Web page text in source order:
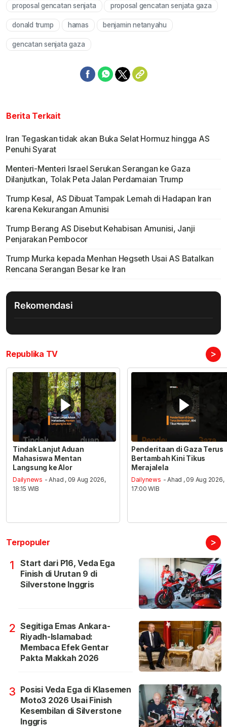
Mute
proposal gencatan senjata proposal gencatan senjata gaza
donald trump hamas benjamin netanyahu
gencatan senjata gaza
Berita Terkait
Iran Tegaskan tidak akan Buka Selat Hormuz hingga AS
Penuhi Syarat
Menteri-Menteri Israel Serukan Serangan ke Gaza
Dilanjutkan, Tolak Peta Jalan Perdamaian Trump
Trump Kesal, AS Dibuat Tampak Lemah di Hadapan Iran
karena Kekurangan Amunisi
Trump Berang AS Disebut Kehabisan Amunisi, Janji
Penjarakan Pembocor
Trump Murka kepada Menhan Hegseth Usai AS Batalkan
Rencana Serangan Besar ke Iran
Rekomendasi
Republika TV >
Tindak Lanjut Aduan
Mahasiswa Mentan
Langsung ke Alor
Dailynews - Ahad , 09 Aug 2026,
18:15 WIB
Penderitaan di Gaza Terus
Bertambah Kini Tikus
Merajalela
Dailynews - Ahad , 09 Aug 2026,
17:00 WIB
Terpopuler >
1
Start dari P16, Veda Ega
Finish di Urutan 9 di
Silverstone Inggris
2 Segitiga Emas Ankara-
Riyadh-Islamabad:
Membaca Efek Gentar
Pakta Makkah 2026
3 Posisi Veda Ega di Klasemen
Moto3 2026 Usai Finish
Kesembilan di Silverstone
Inggris